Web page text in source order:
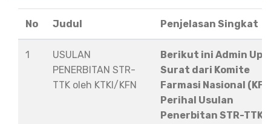
No Judul Penjelasan Singkat
1
USULAN
PENERBITAN STR-
TTK oleh KTKI/KFN
Berikut ini Admin
Surat dari Komite
Farmasi Nasional
Perihal Usulan
Penerbitan STR-TTK